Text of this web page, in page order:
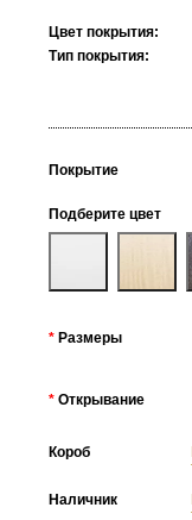
Цвет покрытия:
Тип покрытия:
Покрытие
Подберите цвет
Размеры
Открывание
Короб
Наличник